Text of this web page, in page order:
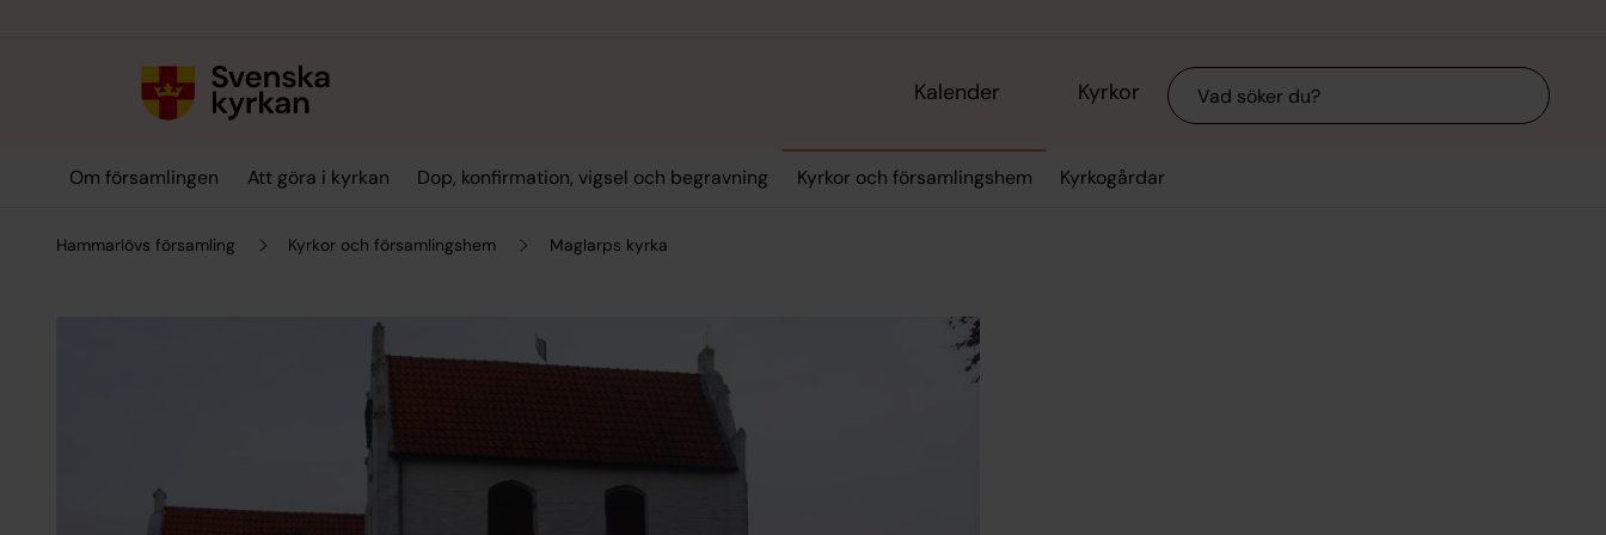
Kalender Kyrkor Sök
Om församlingen Att göra i kyrkan Dop, konfirmation, vigsel och begravning Kyrkor och församlingshem Kyrkogårdar
Hammarlövs församling Kyrkor och församlingshem Maglarps kyrka